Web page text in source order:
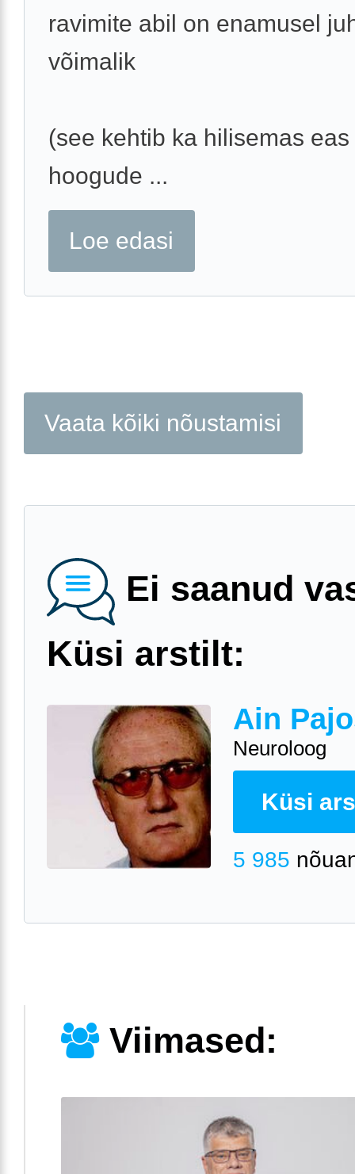
ravimite abil on enamusel
võimalik
(see kehtib ka hilisemas
hoogude ...
Loe edasi
Vaata kõiki nõustamisi
Ei saanud
Küsi arstilt:
Ain
Neuroloog
Küsi
5 985
Viimased: